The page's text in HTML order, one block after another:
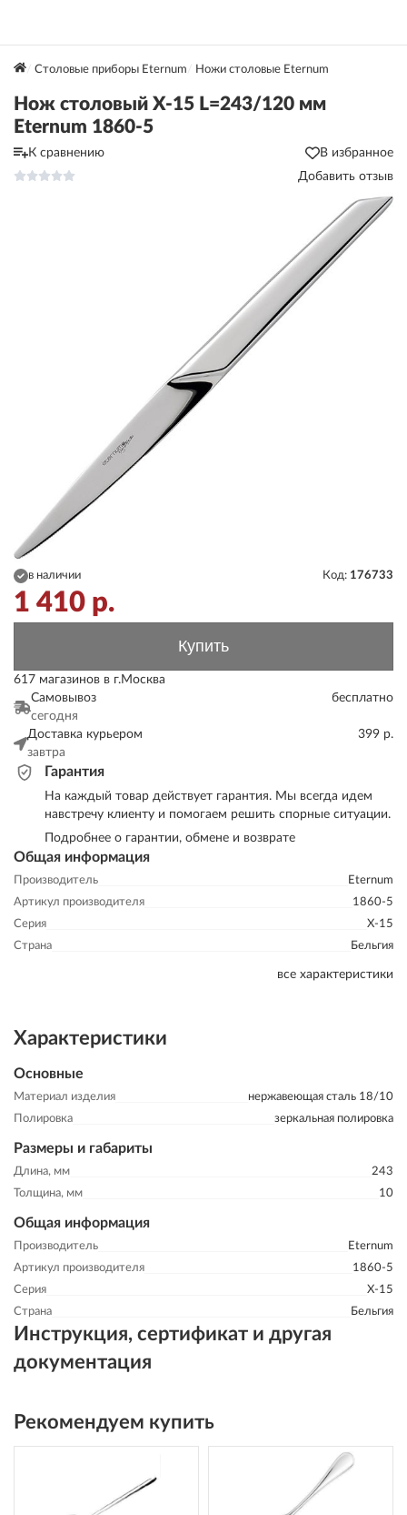
Столовые приборы Eternum Ножи столовые Eternum
Нож столовый X-15 L=243/120 мм
Eternum 1860-5
К сравнению
В избранное
Добавить отзыв
Общая информация
Производитель
Eternum
Артикул производителя
1860-5
Серия
X-15
Страна
Бельгия
все характеристики
в наличии Код: 176733
1 410 р.
Купить
617 магазинов в г.Москва
Самовывоз
сегодня
бесплатно
Доставка курьером
завтра
399 р.
Гарантия
На каждый товар действует гарантия. Мы всегда идем
навстречу клиенту и помогаем решить спорные ситуации.
Подробнее о гарантии, обмене и возврате
Характеристики
Основные
Материал изделия
нержавеющая сталь 18/10
Полировка
зеркальная полировка
Размеры и габариты
Длина, мм
243
Толщина, мм
10
Общая информация
Производитель
Eternum
Артикул производителя
1860-5
Серия
X-15
Страна
Бельгия
Инструкция, сертификат и другая
документация
Рекомендуем купить